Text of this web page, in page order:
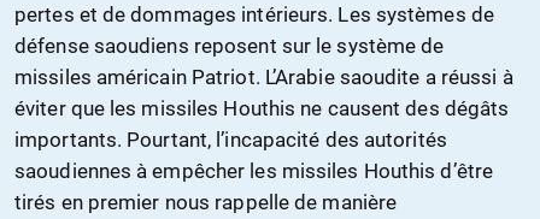
pertes et de dommages intérieurs. Les systèmes de
défense saoudiens reposent sur le système de
missiles américain Patriot. L’Arabie saoudite a réussi à
éviter que les missiles Houthis ne causent des dégâts
importants. Pourtant, l’incapacité des autorités
saoudiennes à empêcher les missiles Houthis d’être
tirés en premier nous rappelle de manière